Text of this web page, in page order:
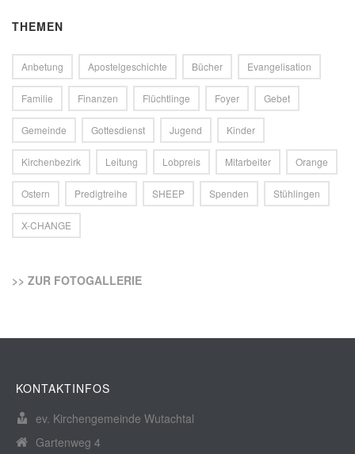
THEMEN
Anbetung Apostelgeschichte Bücher Evangelisation
Familie Finanzen Flüchtlinge Foyer Gebet
Gemeinde Gottesdienst Jugend Kinder
Kirchenbezirk Leitung Lobpreis Mitarbeiter Orange
Ostern Predigtreihe SHEEP Spenden Stühlingen
X-CHANGE
>> ZUR FOTOGALLERIE
KONTAKTINFOS
ev. Kirchengemeinde Wutachtal
Gartenweg 4